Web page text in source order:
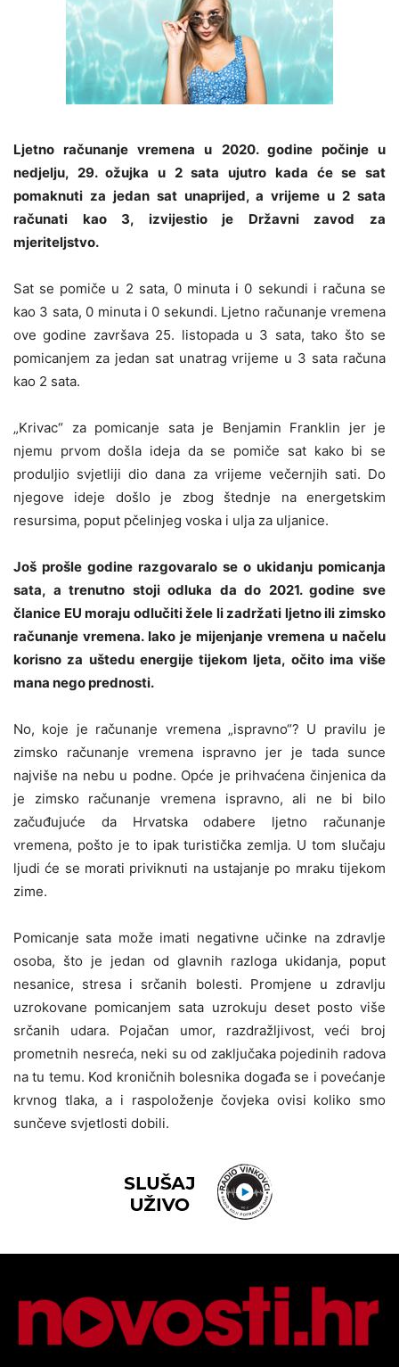
Ljetno računanje vremena u 2020. godine počinje u
nedjelju, 29. ožujka u 2 sata ujutro kada će se sat
pomaknuti za jedan sat unaprijed, a vrijeme u 2 sata
računati kao 3, izvijestio je Državni zavod za
mjeriteljstvo.
Sat se pomiče u 2 sata, 0 minuta i 0 sekundi i računa se
kao 3 sata, 0 minuta i 0 sekundi. Ljetno računanje vremena
ove godine završava 25. listopada u 3 sata, tako što se
pomicanjem za jedan sat unatrag vrijeme u 3 sata računa
kao 2 sata.
„Krivac“ za pomicanje sata je Benjamin Franklin jer je
njemu prvom došla ideja da se pomiče sat kako bi se
produljio svjetliji dio dana za vrijeme večernjih sati. Do
njegove ideje došlo je zbog štednje na energetskim
resursima, poput pčelinjeg voska i ulja za uljanice.
Još prošle godine razgovaralo se o ukidanju pomicanja
sata, a trenutno stoji odluka da do 2021. godine sve
članice EU moraju odlučiti žele li zadržati ljetno ili zimsko
računanje vremena. Iako je mijenjanje vremena u načelu
korisno za uštedu energije tijekom ljeta, očito ima više
mana nego prednosti.
No, koje je računanje vremena „ispravno“? U pravilu je
zimsko računanje vremena ispravno jer je tada sunce
najviše na nebu u podne. Opće je prihvaćena činjenica da
je zimsko računanje vremena ispravno, ali ne bi bilo
začuđujuće da Hrvatska odabere ljetno računanje
vremena, pošto je to ipak turistička zemlja. U tom slučaju
ljudi će se morati priviknuti na ustajanje po mraku tijekom
zime.
Pomicanje sata može imati negativne učinke na zdravlje
osoba, što je jedan od glavnih razloga ukidanja, poput
nesanice, stresa i srčanih bolesti. Promjene u zdravlju
uzrokovane pomicanjem sata uzrokuju deset posto više
srčanih udara. Pojačan umor, razdražljivost, veći broj
prometnih nesreća, neki su od zaključaka pojedinih radova
na tu temu. Kod kroničnih bolesnika događa se i povećanje
krvnog tlaka, a i raspoloženje čovjeka ovisi koliko smo
sunčeve svjetlosti dobili.